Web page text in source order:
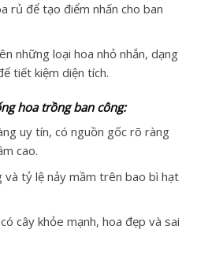
rủ để tạo điểm nhấn cho ban
những loại hoa nhỏ nhắn, dạng
tiết kiệm diện tích.
hoa trồng ban công:
uy tín, có nguồn gốc rõ ràng
cao.
và tỷ lệ nảy mầm trên bao bì hạt
cây khỏe mạnh, hoa đẹp và sai